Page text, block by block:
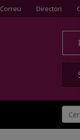
Correu Directori